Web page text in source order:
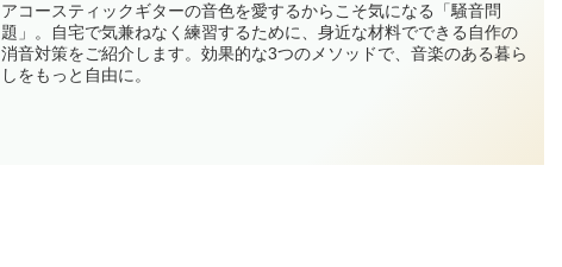
アコースティックギターの音色を愛するからこそ気になる「騒音問
題」。自宅で気兼ねなく練習するために、身近な材料でできる自作の
消音対策をご紹介します。効果的な3つのメソッドで、音楽のある暮ら
しをもっと自由に。